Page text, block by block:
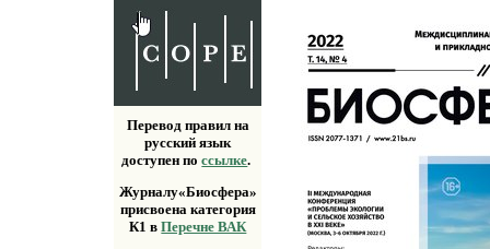
Перевод правил на
русский язык
доступен поссылке.
Журналу«Биосфера»
присвоена категория
К1 вПеречне ВАК